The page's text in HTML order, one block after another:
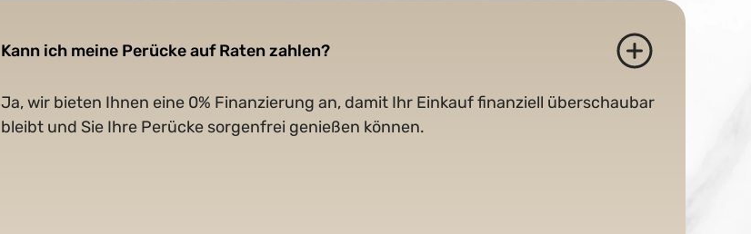
Kann ich meine Perücke auf Raten zahlen?
Ja, wir bieten Ihnen eine 0% Finanzierung an, damit Ihr Einkauf finanziell überschaubar
bleibt und Sie Ihre Perücke sorgenfrei genießen können.